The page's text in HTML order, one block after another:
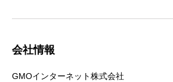
会社情報
GMOインターネット株式会社